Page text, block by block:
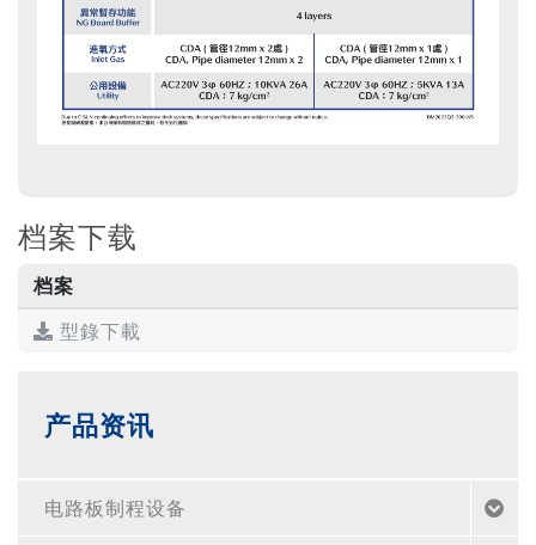
档案下载
档案
型錄下載
产品资讯
电路板制程设备